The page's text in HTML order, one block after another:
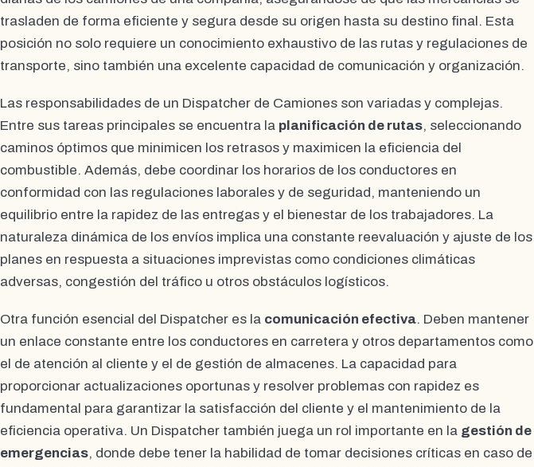
trasladen de forma eficiente y segura desde su origen hasta su destino final. Esta
posición no solo requiere un conocimiento exhaustivo de las rutas y regulaciones de
transporte, sino también una excelente capacidad de comunicación y organización.
Las responsabilidades de un Dispatcher de Camiones son variadas y complejas.
Entre sus tareas principales se encuentra la planificación de rutas, seleccionando
caminos óptimos que minimicen los retrasos y maximicen la eficiencia del
combustible. Además, debe coordinar los horarios de los conductores en
conformidad con las regulaciones laborales y de seguridad, manteniendo un
equilibrio entre la rapidez de las entregas y el bienestar de los trabajadores. La
naturaleza dinámica de los envíos implica una constante reevaluación y ajuste de los
planes en respuesta a situaciones imprevistas como condiciones climáticas
adversas, congestión del tráfico u otros obstáculos logísticos.
Otra función esencial del Dispatcher es la comunicación efectiva. Deben mantener
un enlace constante entre los conductores en carretera y otros departamentos como
el de atención al cliente y el de gestión de almacenes. La capacidad para
proporcionar actualizaciones oportunas y resolver problemas con rapidez es
fundamental para garantizar la satisfacción del cliente y el mantenimiento de la
eficiencia operativa. Un Dispatcher también juega un rol importante en la gestión de
emergencias, donde debe tener la habilidad de tomar decisiones críticas en caso de